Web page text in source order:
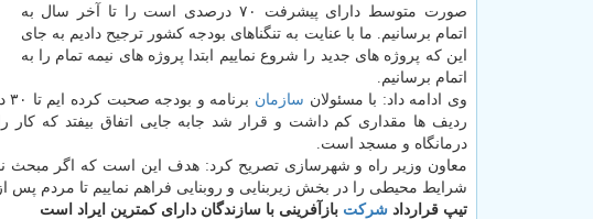
صورت متوسط دارای پیشرفت ۷۰ درصدی است را تا آخر سال به
اتمام برسانیم. ما با عنایت به تنگناهای بودجه كشور ترجیح دادیم به جای
این كه پروژه های جدید را شروع نماییم ابتدا پروژه های نیمه تمام را به
اتمام برسانیم.
وی ادامه داد: با مسئولان سازمان
ردیف ها مقداری كم داشت و قرار شد جابه جایی اتفاق بیفتد كه كار
درمانگاه و مسجد است.
معاون وزیر راه و شهرسازی تصریح كرد: هدف این است كه اگر مبحث
شرایط محیطی را در بخش زیربنایی و روبنایی فراهم نماییم تا مردم پس
تیپ قرارداد شركت بازآفرینی با سازندگان دارای كمترین ایراد است